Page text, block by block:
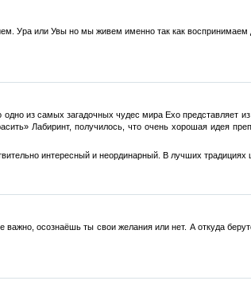
Ура или Увы но мы живем именно так как воспринимаем
из самых загадочных чудес мира Ехо представляет из
Лабиринт, получилось, что очень хорошая идея
интересный и неординарный. В лучших традициях
осознаёшь ты свои желания или нет. А откуда